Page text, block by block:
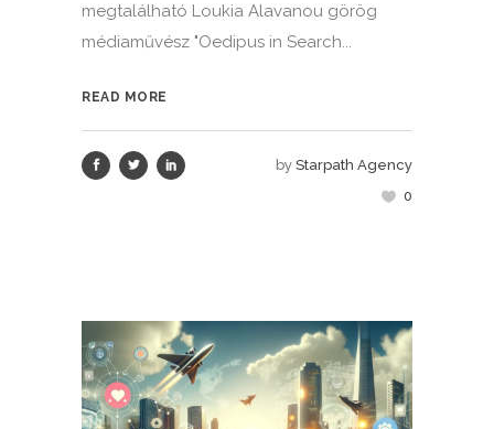
megtalálható Loukia Alavanou görög
médiaművész "Oedipus in Search...
READ MORE
by Starpath Agency
0